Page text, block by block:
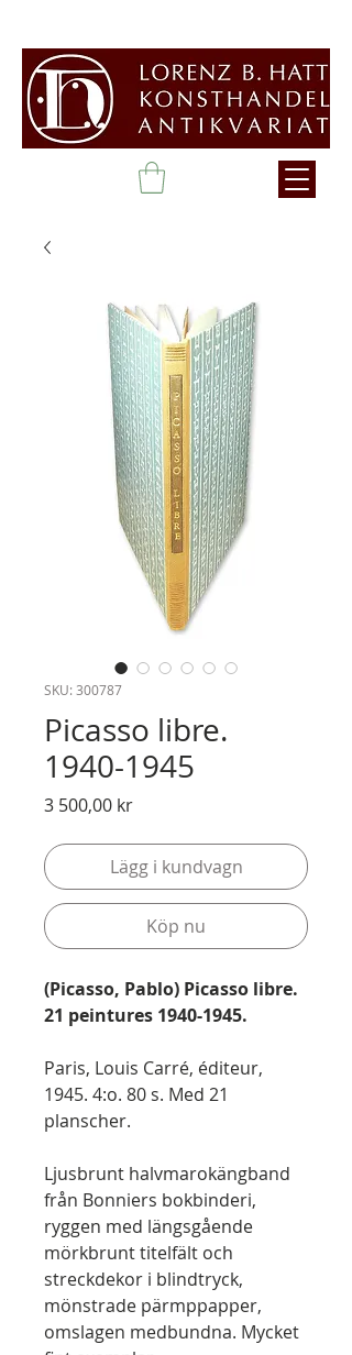
SKU: 300787
Picasso libre.
1940-1945
3 500,00 krPris
Lägg i kundvagn
Köp nu
(Picasso, Pablo) Picasso libre.
21 peintures 1940-1945.
Paris, Louis Carré, éditeur,
1945. 4:o. 80 s. Med 21
planscher.
Ljusbrunt halvmarokängband
från Bonniers bokbinderi,
ryggen med längsgående
mörkbrunt titelfält och
streckdekor i blindtryck,
mönstrade pärmppapper,
omslagen medbundna. Mycket